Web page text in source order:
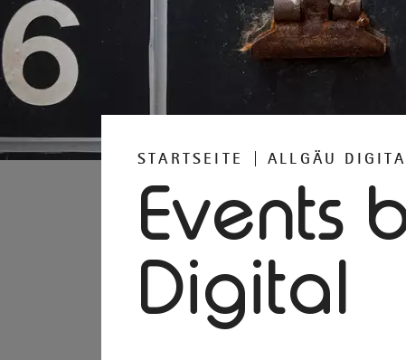
STARTSEITE ALLGÄU
Events
Digital